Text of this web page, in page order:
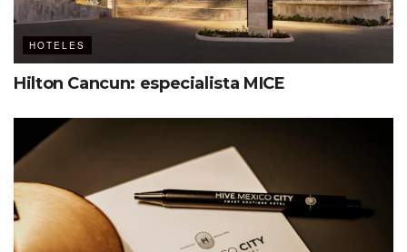
HOTELES
Hilton Cancun: especialista MICE